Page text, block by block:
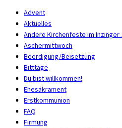
Advent
Aktuelles
Andere Kirchenfeste im Inzinger
Aschermittwoch
Beerdigung/Beisetzung
Bitttage
Du bist willkommen!
Ehesakrament
Erstkommunion
FAQ
Firmung